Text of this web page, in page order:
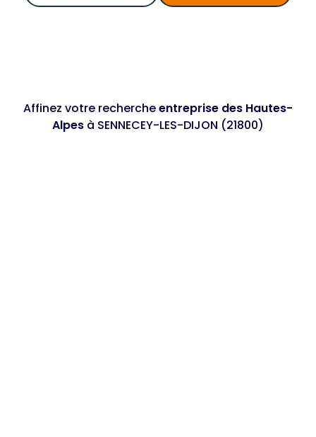
Affinez votre rechercheentreprise des Hautes-
Alpes à SENNECEY-LES-DIJON (21800)